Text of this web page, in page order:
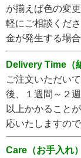
が揃えば色の変
軽にご相談くだ
金が発生する場
Delivery Time（
ご注文いただい
後、１週間～２
以上かかること
応いたしますの
Care（お手入れ